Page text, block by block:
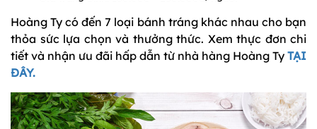
Hoàng Ty có đến 7 loại bánh tráng khác nhau cho bạn
thỏa sức lựa chọn và thưởng thức. Xem thực đơn chi
tiết và nhận ưu đãi hấp dẫn từ nhà hàng Hoàng Ty TẠI
ĐÂY.